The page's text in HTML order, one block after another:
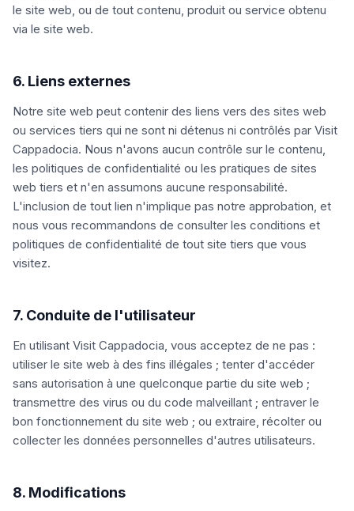
le site web, ou de tout contenu, produit ou service obtenu
via le site web.
6. Liens externes
Notre site web peut contenir des liens vers des sites web
ou services tiers qui ne sont ni détenus ni contrôlés par Visit
Cappadocia. Nous n'avons aucun contrôle sur le contenu,
les politiques de confidentialité ou les pratiques de sites
web tiers et n'en assumons aucune responsabilité.
L'inclusion de tout lien n'implique pas notre approbation, et
nous vous recommandons de consulter les conditions et
politiques de confidentialité de tout site tiers que vous
visitez.
7. Conduite de l'utilisateur
En utilisant Visit Cappadocia, vous acceptez de ne pas :
utiliser le site web à des fins illégales ; tenter d'accéder
sans autorisation à une quelconque partie du site web ;
transmettre des virus ou du code malveillant ; entraver le
bon fonctionnement du site web ; ou extraire, récolter ou
collecter les données personnelles d'autres utilisateurs.
8. Modifications